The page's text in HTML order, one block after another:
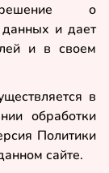
решение о
данных и дает
и в своем
в
обработки
Политики
сайте.